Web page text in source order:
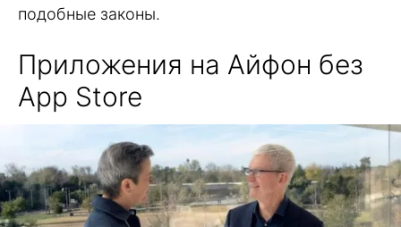
подобные законы.
Приложения на Айфон без
App Store